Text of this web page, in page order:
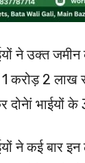
ने उक्त
1 करोड़ 2
दोनेां भाईयों
ने कई बार